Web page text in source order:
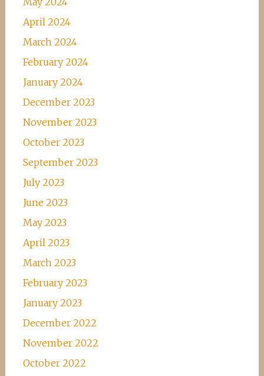
April 2024
March 2024
February 2024
January 2024
December 2023
November 2023
October 2023
September 2023
July 2023
June 2023
May 2023
April 2023
March 2023
February 2023
January 2023
December 2022
November 2022
October 2022